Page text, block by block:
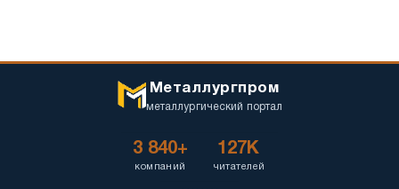
Металлургпром
металлургический портал
3 840+
компаний
127K
читателей